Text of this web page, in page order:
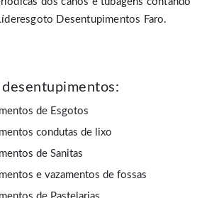
Desentupimentos Faro.
de Esgotos
condutas de lixo
de Sanitas
e vazamentos de fossas